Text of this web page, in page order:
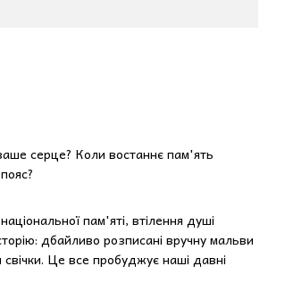
серце? Коли востаннє пам'ять
пам'яті, втілення душі
дбайливо розписані вручну мальви
Це все пробуджує наші давні